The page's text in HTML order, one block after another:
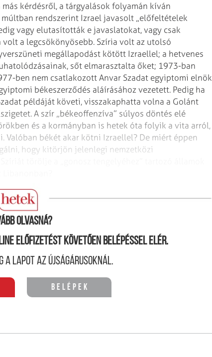
kérdésről, a tárgyalások folyamán kíván
rendszerint Izrael javasolt „előfeltételek
vagy elutasították e javaslatokat, vagy csak
volt a legcsökönyösebb. Szíria volt az utolsó
megállapodást kötött Izraellel; a hetvenes
sőt elmarasztalta őket; 1973-ban
ben nem csatlakozott Anvar Szadat egyiptomi elnök
békeszerződés aláírásához vezetett. Pedig ha
példáját követi, visszakaphatta volna a Golánt
A szír „békeoffenzíva” súlyos döntés elé
és a kormányban is hetek óta folyik a vita arról,
Valóban békét akar kötni Izraellel? De miért éppen
hogy kitörjön jelenlegi nemzetközi
olvasná?
előfizetést követően belépéssel elér.
a lapot az újságárusoknál.
Belépek